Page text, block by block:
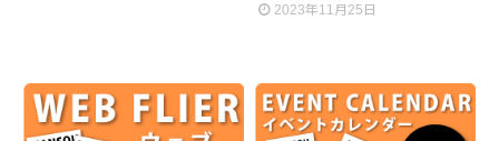
2023年11月25日